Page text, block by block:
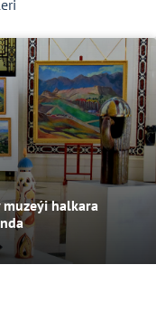
halkara